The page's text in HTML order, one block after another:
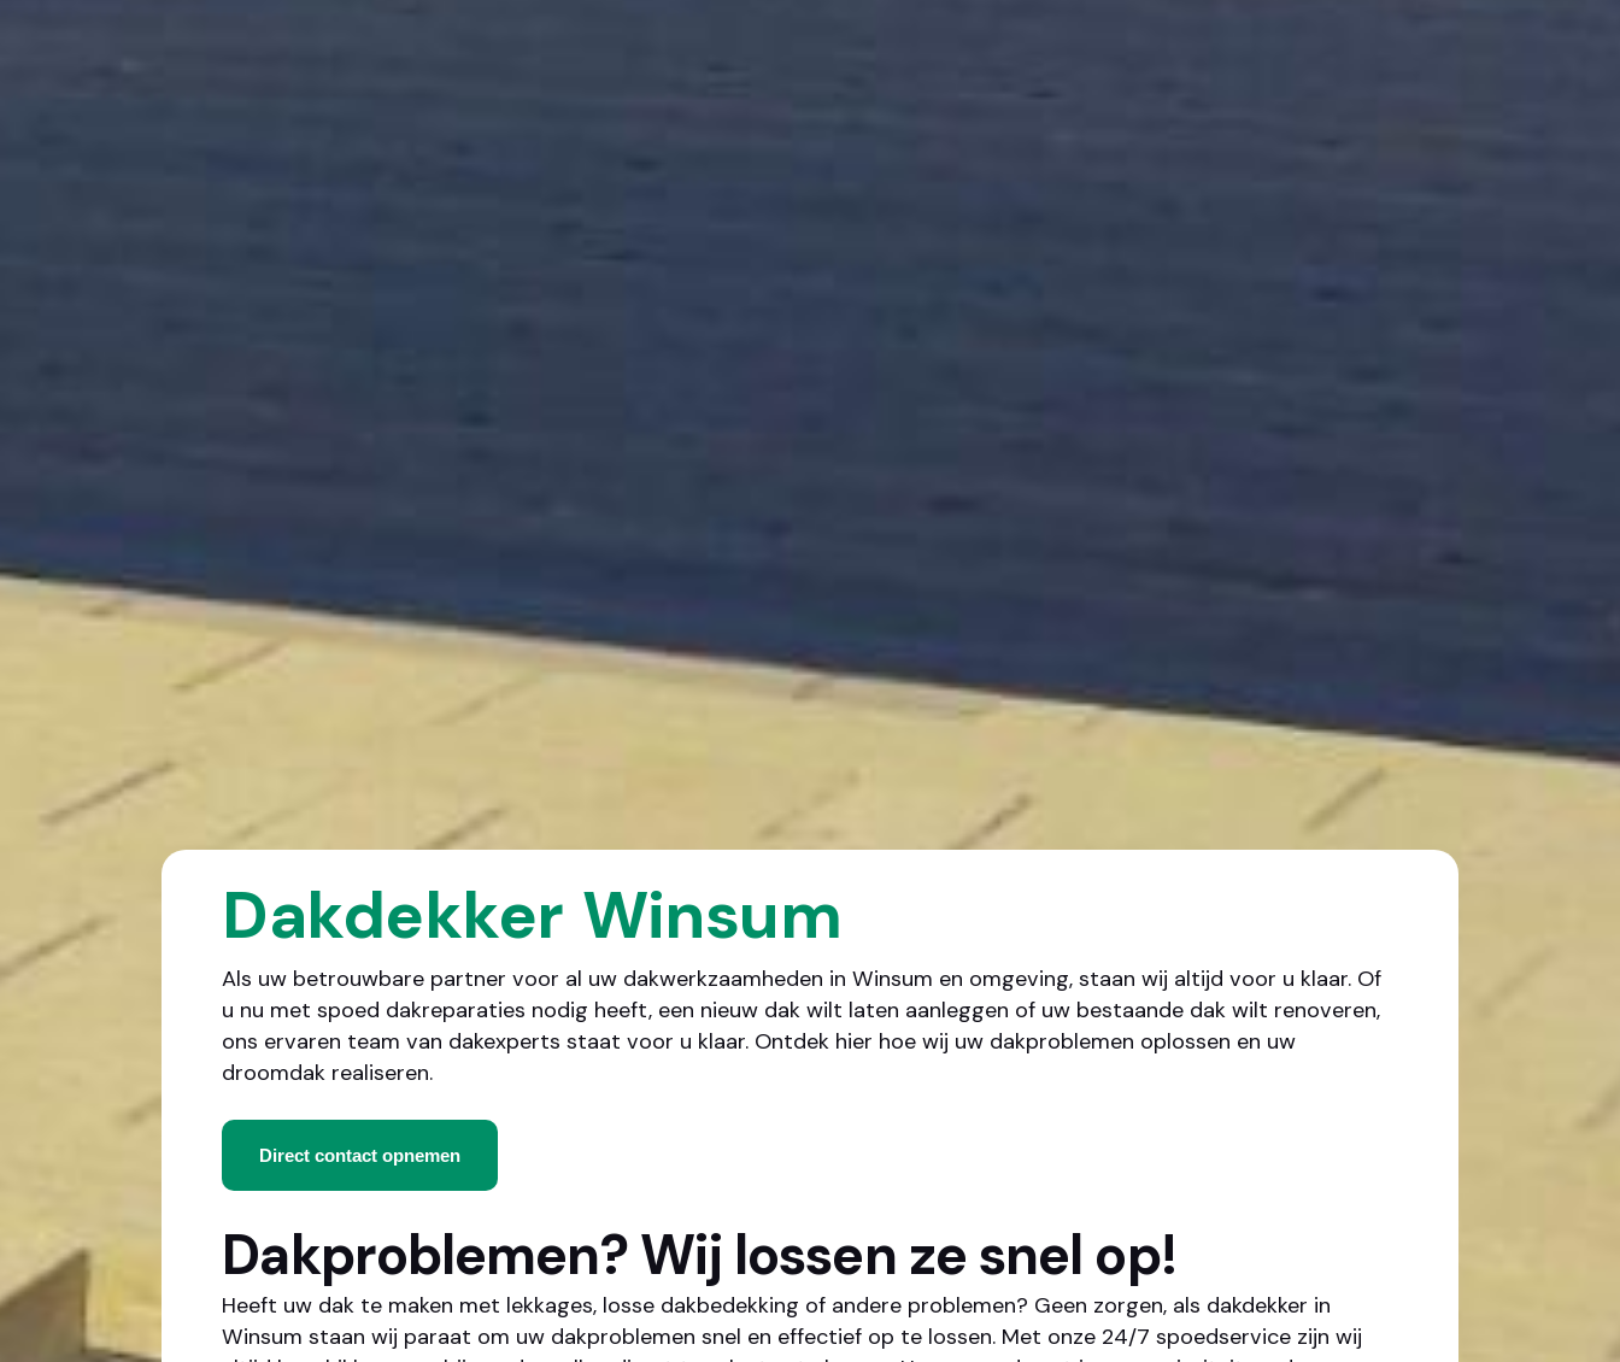
Dakdekker Winsum
Als uw betrouwbare partner voor al uw dakwerkzaamheden in Winsum en omgeving, staan wij altijd voor u klaar. Of
u nu met spoed dakreparaties nodig heeft, een nieuw dak wilt laten aanleggen of uw bestaande dak wilt renoveren,
ons ervaren team van dakexperts staat voor u klaar. Ontdek hier hoe wij uw dakproblemen oplossen en uw
droomdak realiseren.
Direct contact opnemen
Dakproblemen? Wij lossen ze snel op!
Heeft uw dak te maken met lekkages, losse dakbedekking of andere problemen? Geen zorgen, als dakdekker in
Winsum staan wij paraat om uw dakproblemen snel en effectief op te lossen. Met onze 24/7 spoedservice zijn wij